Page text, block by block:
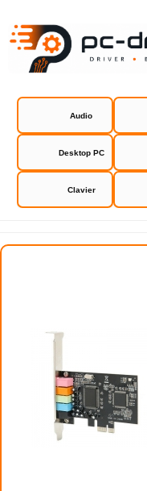
Audio
Desktop PC
Clavier